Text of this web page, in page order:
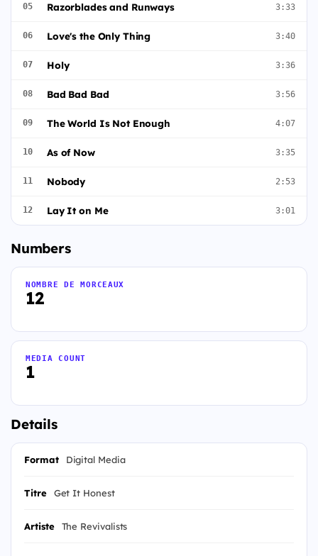
05 Razorblades and Runways 3:33
06 Love's the Only Thing 3:40
07 Holy 3:36
08 Bad Bad Bad 3:56
09 The World Is Not Enough 4:07
10 As of Now 3:35
11 Nobody 2:53
12 Lay It on Me 3:01
Numbers
12
NOMBRE DE MORCEAUX
1
MEDIA COUNT
Details
Format Digital Media
Titre Get It Honest
Artiste The Revivalists